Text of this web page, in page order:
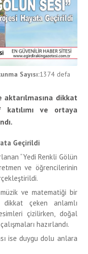
Sayısı:1374 defa
aktarılmasına dikkat
ve ortaya
Geçirildi
“Yedi Renkli Gölün
ve öğrencilerinin
ve matematiği bir
çeken anlamlı
çizilirken, doğal
hazırlandı.
ise duygu dolu anlara